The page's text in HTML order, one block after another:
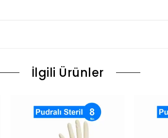
İlgili Ürünler